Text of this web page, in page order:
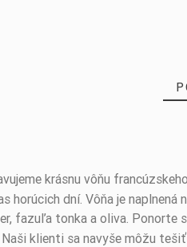
krásnu vôňu
horúcich dní. Vôňa je
fazuľa tonka a oliva.
Naši klienti sa navyše môžu
RECENZIU!